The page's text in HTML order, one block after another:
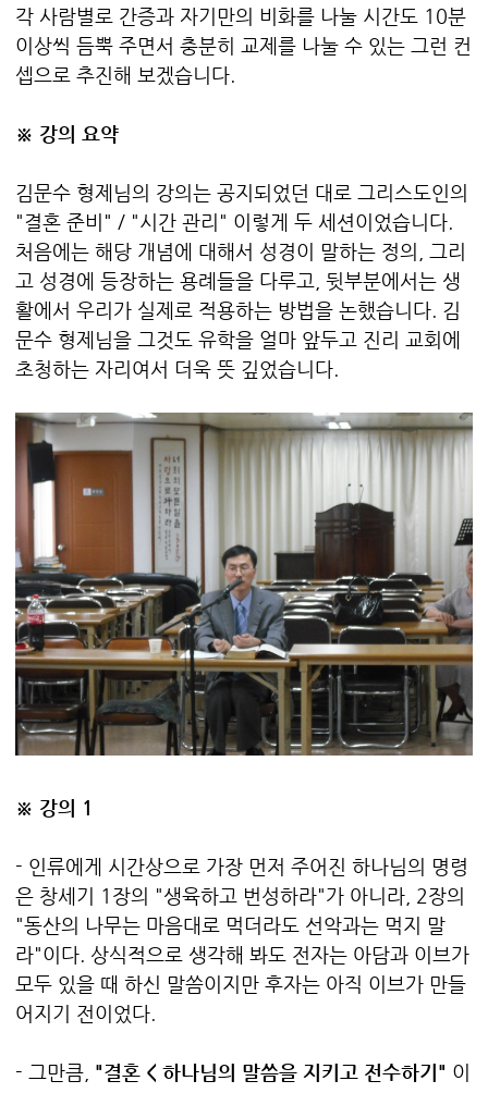
각 사람별로 간증과 자기만의 비화를 나눌 시간도 10분
이상씩 듬뿍 주면서 충분히 교제를 나눌 수 있는 그런 컨
셉으로 추진해 보겠습니다.
※ 강의 요약
김문수 형제님의 강의는 공지되었던 대로 그리스도인의
"결혼 준비" / "시간 관리" 이렇게 두 세션이었습니다.
처음에는 해당 개념에 대해서 성경이 말하는 정의, 그리
고 성경에 등장하는 용례들을 다루고, 뒷부분에서는 생
활에서 우리가 실제로 적용하는 방법을 논했습니다. 김
문수 형제님을 그것도 유학을 얼마 앞두고 진리 교회에
초청하는 자리여서 더욱 뜻 깊었습니다.
※ 강의 1
- 인류에게 시간상으로 가장 먼저 주어진 하나님의 명령
은 창세기 1장의 "생육하고 번성하라"가 아니라, 2장의
"동산의 나무는 마음대로 먹더라도 선악과는 먹지 말
라"이다. 상식적으로 생각해 봐도 전자는 아담과 이브가
모두 있을 때 하신 말씀이지만 후자는 아직 이브가 만들
어지기 전이었다.
- 그만큼, "결혼 < 하나님의 말씀을 지키고 전수하기" 이